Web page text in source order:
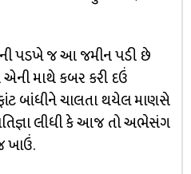
પડખે જ આ જમીન પડી છે
એની માથે કબર કરી દઉં
બાંધીને ચાલતા થયેલ માણસે
લીધી કે આજ તો અભેસંગ
ખાઉં.